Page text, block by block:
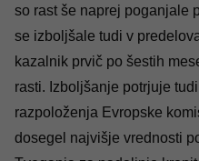
so rast še naprej poganjale
se izboljšale tudi v
kazalnik prvič po šestih
rasti. Izboljšanje potrjuje
razpoloženja Evropske
dosegel najvišje vrednosti